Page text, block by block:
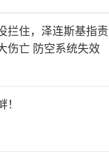
拦住，泽连斯基指责
伤亡 防空系统失效